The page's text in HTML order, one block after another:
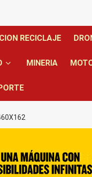
RECICLAJE
MINERIA